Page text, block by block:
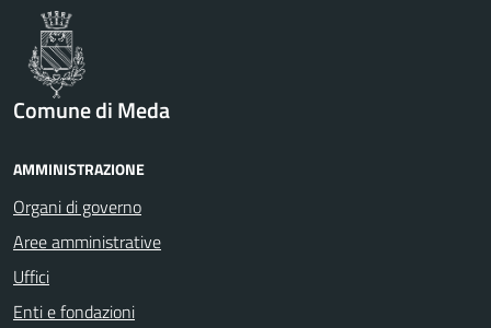
Comune di Meda
AMMINISTRAZIONE
Organi di governo
Aree amministrative
Uffici
Enti e fondazioni